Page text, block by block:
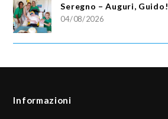
Seregno – Auguri, Guido!
04/08/2026
Informazioni